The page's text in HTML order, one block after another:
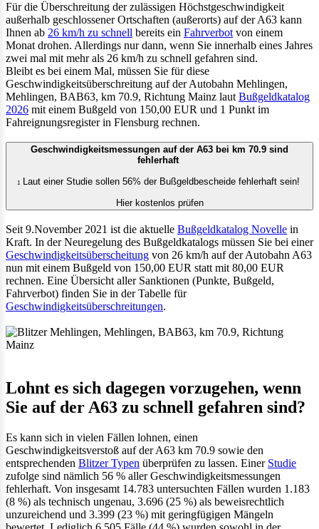
Für die Überschreitung der zulässigen Höchstgeschwindigkeit
außerhalb geschlossener Ortschaften (außerorts) auf der A63 kann
Ihnen ab 26 km/h zu schnell bereits ein Fahrverbot von einem
Monat drohen. Allerdings nur dann, wenn Sie innerhalb eines Jahres
zwei mal mit mehr als 26 km/h zu schnell gefahren sind.
Bleibt es bei einem Mal, müssen Sie für diese
Geschwindigkeitsüberschreitung auf der Autobahn Mehlingen,
Mehlingen, BAB63, km 70.9, Richtung Mainz laut Bußgeldkatalog
2026 mit einem Bußgeld von 150,00 EUR und 1 Punkt im
Fahreignungsregister in Flensburg rechnen.
Geschwindigkeitsmessungen auf der A63 bei km 70.9 sind
fehlerhaft
1Laut einer Studie sollen 56% der Bußgeldbescheide fehlerhaft sein!
Hier kostenlos prüfen
Seit 9.November 2021 ist die aktuelle Bußgeldkatalog Novelle in
Kraft. In der Neuregelung des Bußgeldkatalogs müssen Sie bei einer
Geschwindigkeitsüberscheitung von 26 km/h auf der Autobahn A63
nun mit einem Bußgeld von 150,00 EUR statt mit 80,00 EUR
rechnen. Eine Übersicht aller Sanktionen (Punkte, Bußgeld,
Fahrverbot) finden Sie in der Tabelle für
Geschwindigkeitsüberschreitungen.
Lohnt es sich dagegen vorzugehen, wenn
Sie auf der A63 zu schnell gefahren sind?
Es kann sich in vielen Fällen lohnen, einen
Geschwindigkeitsverstoß auf der A63 km 70.9 sowie den
entsprechenden Blitzer Typen überprüfen zu lassen. Einer Studie
zufolge sind nämlich 56 % aller Geschwindigkeitsmessungen
fehlerhaft. Von insgesamt 14.783 untersuchten Fällen wurden 1.183
(8 %) als technisch ungenau, 3.696 (25 %) als beweisrechtlich
unzureichend und 3.399 (23 %) mit geringfügigen Mängeln